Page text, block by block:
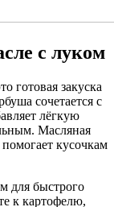
с луком
готовая закуска
сочетается с
лёгкую
Масляная
кусочкам
для быстрого
к картофелю,